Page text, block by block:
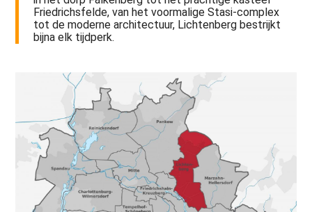
Friedrichsfelde, van het voormalige Stasi-complex
tot de moderne architectuur, Lichtenberg bestrijkt
bijna elk tijdperk.